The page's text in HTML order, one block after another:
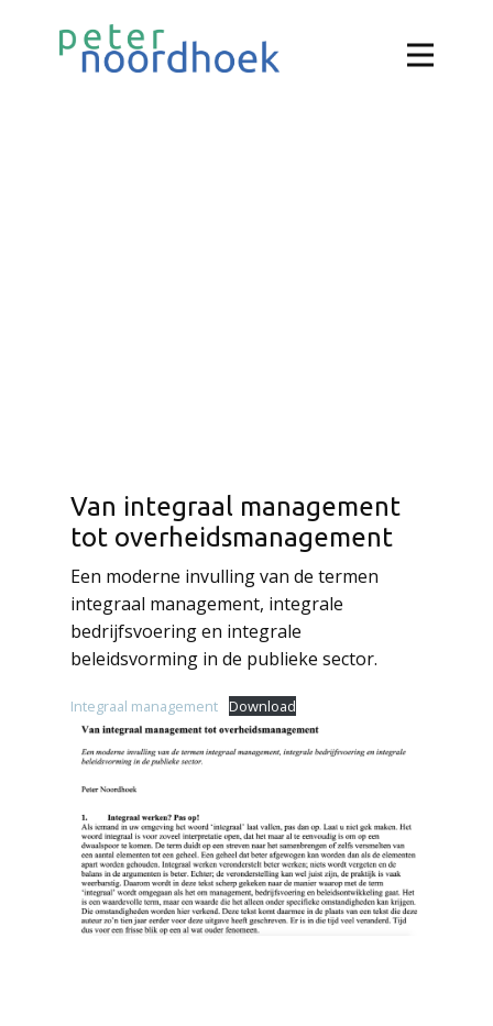
Van integraal management
tot overheidsmanagement
Een moderne invulling van de termen
integraal management, integrale
bedrijfsvoering en integrale
beleidsvorming in de publieke sector.
Integraal management Download